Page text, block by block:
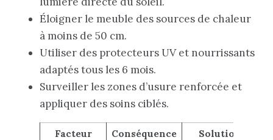
Éloigner le meuble des sources de chaleur
à moins de 50 cm.
Utiliser des protecteurs UV et nourrissants
adaptés tous les 6 mois.
Surveiller les zones d’usure renforcée et
appliquer des soins ciblés.
Facteur
Conséquence
Solution